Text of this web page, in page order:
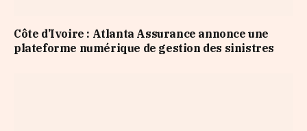
Côte d’Ivoire : Atlanta Assurance annonce une
plateforme numérique de gestion des sinistres